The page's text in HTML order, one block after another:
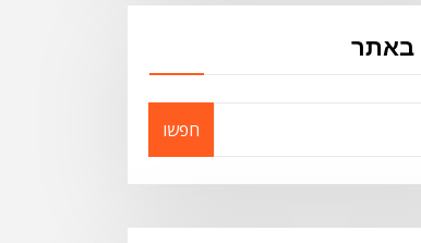
באתר
חפשו